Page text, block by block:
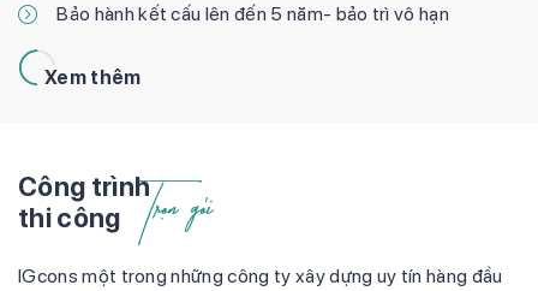
Bảo hành kết cấu lên đến 5 năm- bảo trì vô hạn
Xem thêm
Công trình
thi công
Trọn gói
IGcons một trong những công ty xây dựng uy tín hàng đầu